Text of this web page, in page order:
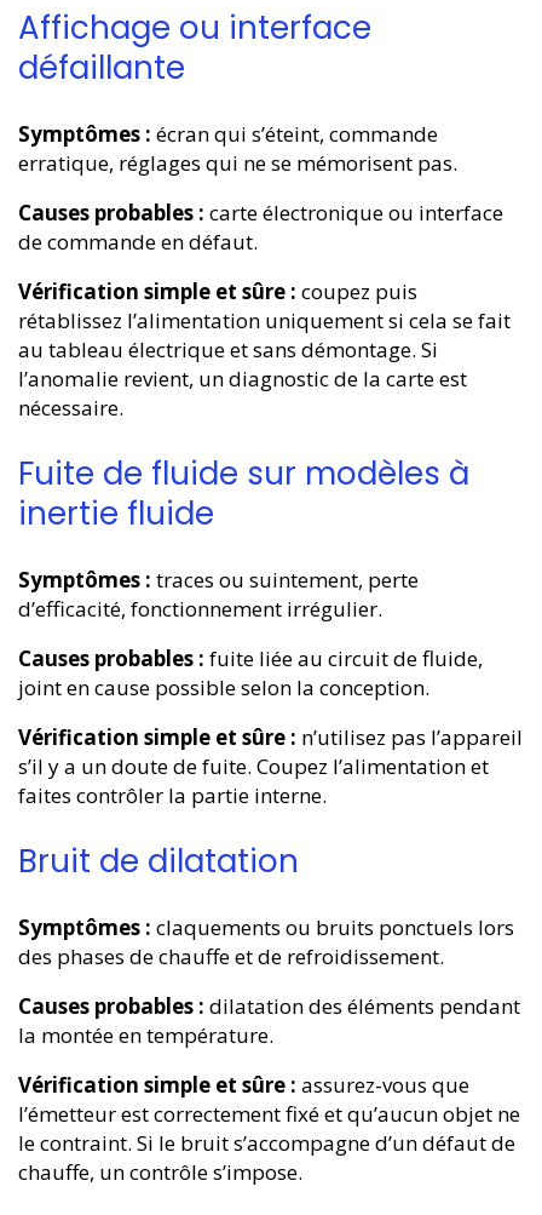
Affichage ou interface
défaillante
Symptômes : écran qui s’éteint, commande
erratique, réglages qui ne se mémorisent pas.
Causes probables : carte électronique ou interface
de commande en défaut.
Vérification simple et sûre : coupez puis
rétablissez l’alimentation uniquement si cela se fait
au tableau électrique et sans démontage. Si
l’anomalie revient, un diagnostic de la carte est
nécessaire.
Fuite de fluide sur modèles à
inertie fluide
Symptômes : traces ou suintement, perte
d’efficacité, fonctionnement irrégulier.
Causes probables : fuite liée au circuit de fluide,
joint en cause possible selon la conception.
Vérification simple et sûre : n’utilisez pas l’appareil
s’il y a un doute de fuite. Coupez l’alimentation et
faites contrôler la partie interne.
Bruit de dilatation
Symptômes : claquements ou bruits ponctuels lors
des phases de chauffe et de refroidissement.
Causes probables : dilatation des éléments pendant
la montée en température.
Vérification simple et sûre : assurez-vous que
l’émetteur est correctement fixé et qu’aucun objet ne
le contraint. Si le bruit s’accompagne d’un défaut de
chauffe, un contrôle s’impose.